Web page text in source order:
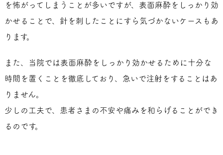
を怖がってしまうことが多いですが、表面麻酔をしっかり効
かせることで、針を刺したことにすら気づかないケースもあ
ります。
また、当院では表面麻酔をしっかり効かせるために十分な
時間を置くことを徹底しており、急いで注射をすることはあ
りません。
少しの工夫で、患者さまの不安や痛みを和らげることができ
るのです。